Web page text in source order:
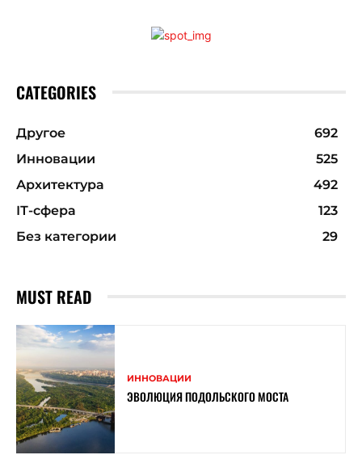
CATEGORIES
Другое
692
Инновации
525
Архитектура
492
ІТ-сфера
123
Без категории
29
MUST READ
ИННОВАЦИИ
ЭВОЛЮЦИЯ ПОДОЛЬСКОГО МОСТА